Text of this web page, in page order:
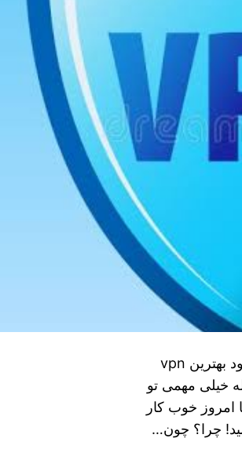
چرا فیلترشکن امروز کار نمی‌کند؟(فیلترشکن با اتصال ۱۰۰ درصد) دانلود بهترین vpn
خیلی مهمی تو
امروز خوب کار
چرا؟ چون…